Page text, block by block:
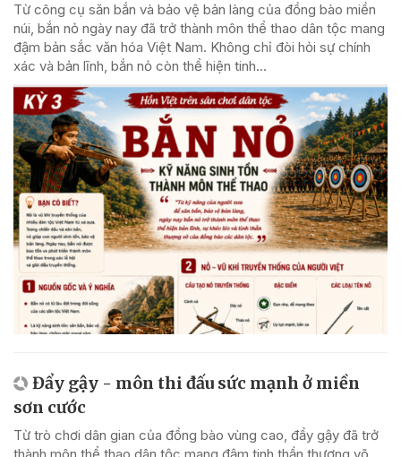
Từ công cụ săn bắn và bảo vệ bản làng của đồng bào miền
núi, bắn nỏ ngày nay đã trở thành môn thể thao dân tộc mang
đậm bản sắc văn hóa Việt Nam. Không chỉ đòi hỏi sự chính
xác và bản lĩnh, bắn nỏ còn thể hiện tinh...
Đẩy gậy - môn thi đấu sức mạnh ở miền
sơn cước
Từ trò chơi dân gian của đồng bào vùng cao, đẩy gậy đã trở